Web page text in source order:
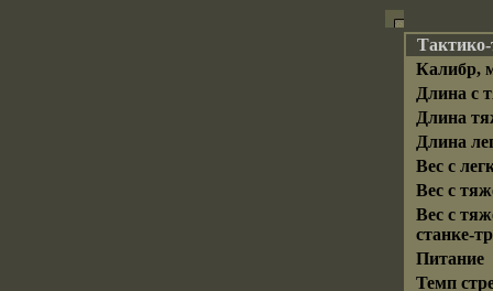
Тактико-
Калибр,
Длина с
Длина
Длина
Вес с
Вес с
Вес с
станке-
Питание
Темп